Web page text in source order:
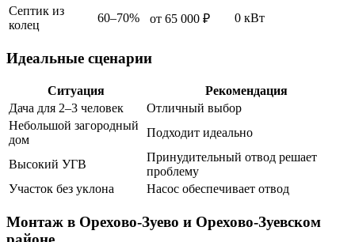
Септик из
колец
60–70% от 65 000 ₽ 0 кВт
Идеальные сценарии
Ситуация
Рекомендация
Дача для 2–3 человек
Отличный выбор
Небольшой загородный
дом
Подходит идеально
Высокий УГВ
Принудительный отвод решает
проблему
Участок без уклона
Насос обеспечивает отвод
Монтаж в Орехово-Зуево и Орехово-Зуевском